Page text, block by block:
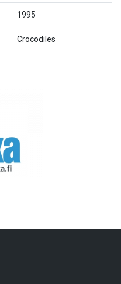
1995
Crocodiles